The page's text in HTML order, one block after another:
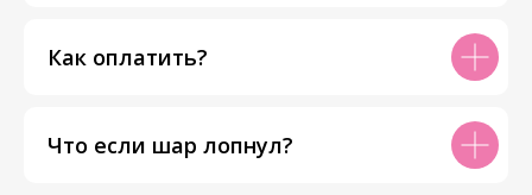
Как оплатить?
Что если шар лопнул?